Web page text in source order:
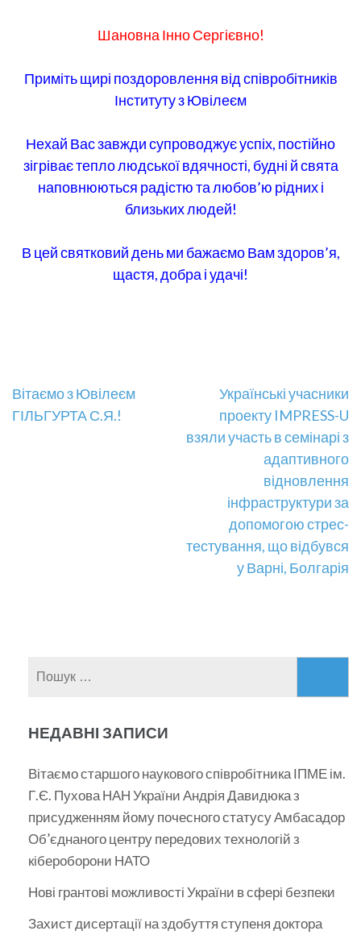
Шановна Інно Сергієвно!
Приміть щирі поздоровлення від співробітників
Інституту з Ювілеєм
Нехай Вас завжди супроводжує успіх, постійно
зігріває тепло людської вдячності, будні й свята
наповнюються радістю та любов’ю рідних і
близьких людей!
В цей святковий день ми бажаємо Вам здоров’я,
щастя, добра і удачі!
Навігація
записів
Вітаємо з Ювілеєм
ГІЛЬГУРТА С.Я.!
Українські учасники
проекту IMPRESS-U
взяли участь в семінарі з
адаптивного
відновлення
інфраструктури за
допомогою стрес-
тестування, що відбувся
у Варні, Болгарія
НЕДАВНІ ЗАПИСИ
Вітаємо старшого наукового співробітника ІПМЕ ім.
Г.Є. Пухова НАН України Андрія Давидюка з
присудженням йому почесного статусу Амбасадор
Об’єднаного центру передових технологій з
кібероборони НАТО
Нові грантові можливості України в сфері безпеки
Захист дисертації на здобуття ступеня доктора